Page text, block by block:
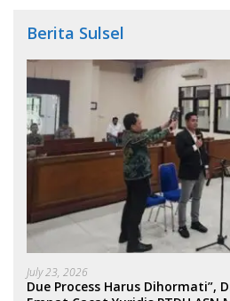
Berita Sulsel
July 23, 2026
Due Process Harus Dihormati”,